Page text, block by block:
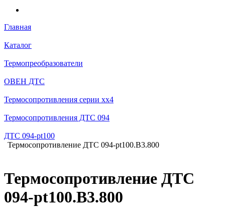
Главная
Каталог
Термопреобразователи
ОВЕН ДТС
Термосопротивления серии хх4
Термосопротивления ДТС 094
ДТС 094-pt100
Термосопротивление ДТС 094-pt100.В3.800
Термосопротивление ДТС
094-pt100.В3.800